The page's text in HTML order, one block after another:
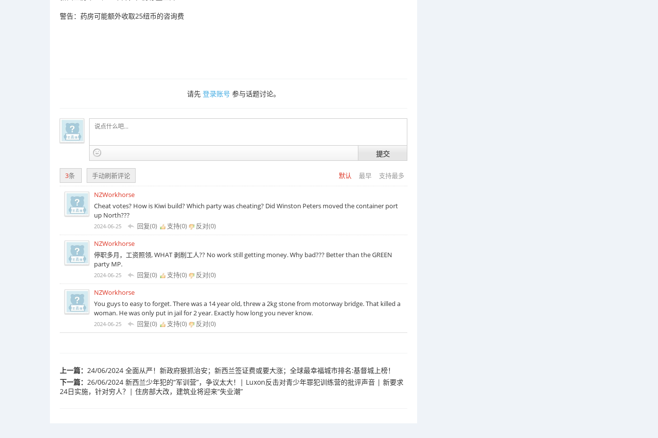
警告：药房可能额外收取25纽币的咨询费
请先 登录账号 参与话题讨论。
提交
默认 最早 支持最多
3条 手动刷新评论
NZWorkhorse
Cheat votes? How is Kiwi build? Which party was cheating? Did Winston Peters moved the container port
up North???
2024-06-25 回复(0) 支持(0) 反对(0)
NZWorkhorse
停职多月，工资照领, WHAT 剥削工人?? No work still getting money. Why bad??? Better than the GREEN
party MP.
2024-06-25 回复(0) 支持(0) 反对(0)
NZWorkhorse
You guys to easy to forget. There was a 14 year old, threw a 2kg stone from motorway bridge. That killed a
woman. He was only put in jail for 2 year. Exactly how long you never know.
2024-06-25 回复(0) 支持(0) 反对(0)
上一篇： 24/06/2024 全面从严！新政府狠抓治安；新西兰签证费或要大涨；全球最幸福城市排名:基督城上榜！
下一篇： 26/06/2024 新西兰少年犯的“军训营”，争议太大！| Luxon反击对青少年罪犯训练营的批评声音 | 新要求
24日实施，针对穷人？| 住房部大改，建筑业将迎来“失业潮”